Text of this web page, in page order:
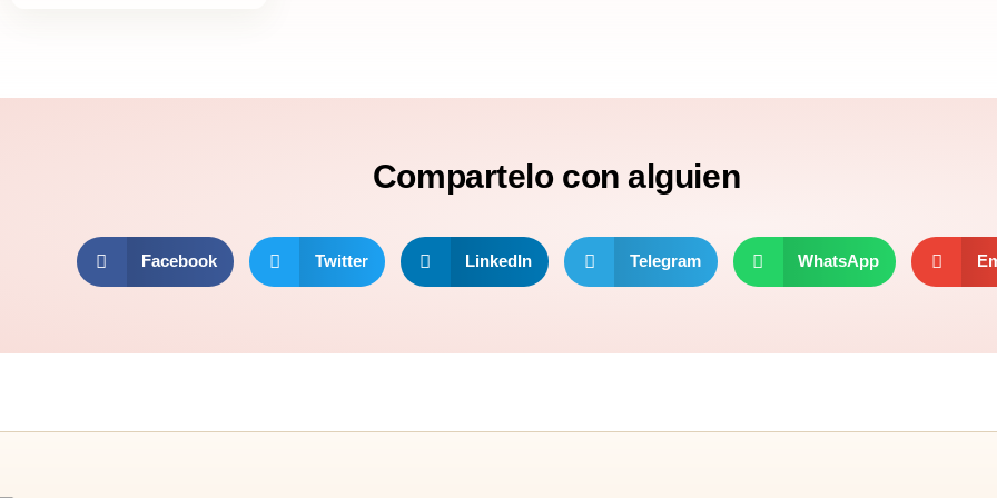
Compartelo con alguien
Facebook Twitter LinkedIn Telegram WhatsApp